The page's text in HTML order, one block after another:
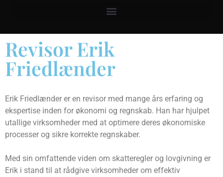
Revisor Erik
Friedlænder
Erik Friedlænder er en revisor med mange års erfaring og
ekspertise inden for økonomi og regnskab. Han har hjulpet
utallige virksomheder med at optimere deres økonomiske
processer og sikre korrekte regnskaber.
Med sin omfattende viden om skatteregler og lovgivning er
Erik i stand til at rådgive virksomheder om effektiv